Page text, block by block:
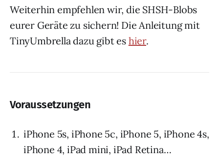
Weiterhin empfehlen wir, die SHSH-Blobs
eurer Geräte zu sichern! Die Anleitung mit
TinyUmbrella dazu gibt es hier.
Voraussetzungen
iPhone 5s, iPhone 5c, iPhone 5, iPhone 4s,
iPhone 4, iPad mini, iPad Retina…